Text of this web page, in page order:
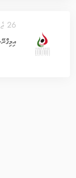
26 ޖެނުއަރީ 2010